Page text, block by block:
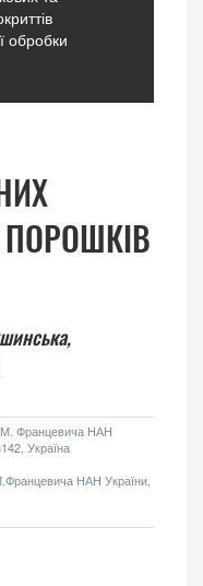
обробки
М. Францевича НАН
Україна
НАН України,